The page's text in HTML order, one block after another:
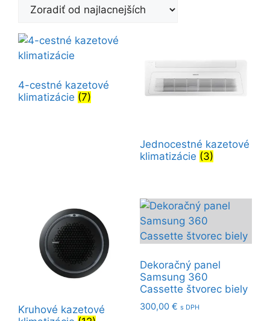
najvyššiu
4-cestné kazetové
klimatizácie (7)
Jednocestné kazetové
klimatizácie (3)
Kruhové kazetové
Dekoračný panel
Samsung 360
Cassette štvorec biely
300,00 € s DPH